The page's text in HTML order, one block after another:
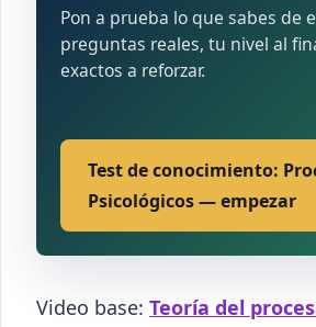
Pon a prueba lo que sabes de
preguntas reales, tu nivel al
exactos a reforzar.
Test de conocimiento:
Psicológicos — empezar
Video base: Teoría del